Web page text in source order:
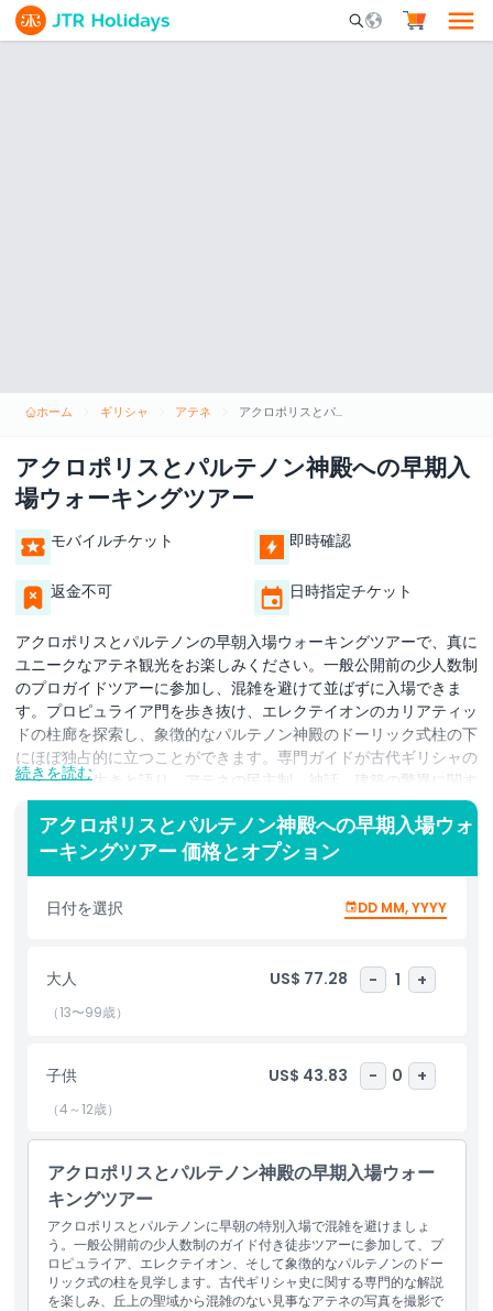
Mobile Search
ホーム ギリシャ アテネ アクロポリスとパルテノン神殿への早期入場ウォーキングツアー
アクロポリスとパルテノン神殿への早期入
場ウォーキングツアー
モバイルチケット 即時確認
返金不可 日時指定チケット
アクロポリスとパルテノンの早朝入場ウォーキングツアーで、真に
ユニークなアテネ観光をお楽しみください。一般公開前の少人数制
のプロガイドツアーに参加し、混雑を避けて並ばずに入場できま
す。プロピュライア門を歩き抜け、エレクテイオンのカリアティッ
ドの柱廊を探索し、象徴的なパルテノン神殿のドーリック式柱の下
にほぼ独占的に立つことができます。専門ガイドが古代ギリシャの
歴史を生き生きと語り、アテネの民主制、神話、建築の驚異に関す
る裏話を共有します。早朝の光が大理石の彫刻を照らし、アテネの
スカイラインのパノラマが広がる中、通常の混雑を気にせず見事な
写真を撮影できます。この限定の開園前ウォーキングツアーは、歴
史愛好家、文化志向の旅行者、写真愛好家など、混雑を避けた体験
を求める方に最適です。今すぐ並ばず入場できるアクロポリス入場
券を確保し、包括的なガイドツアーで古典ギリシャを深く掘り下げ
で、この時代を超えた名所のあらゆる隠れた詳細を発見してくださ
い。アクロポリスとパルテノンを忘れられない少人数での親密な探
訪で、アテネの魅力を存分に体験してください。
ハイライト
含まれるもの
子供／大人ポリシー
注意事項
続きを読む
アクロポリスとパルテノン神殿への早期入場ウォ
ーキングツアー 価格とオプション
日付を選択 DD MM, YYYY
大人 US$ 77.28 - 1 +
（13〜99歳）
子供 US$ 43.83 - 0 +
（4～12歳）
アクロポリスとパルテノン神殿の早期入場ウォー
キングツアー
アクロポリスとパルテノンに早朝の特別入場で混雑を避けましょ
う。一般公開前の少人数制のガイド付き徒歩ツアーに参加して、プ
ロピュライア、エレクテイオン、そして象徴的なパルテノンのドー
リック式の柱を見学します。古代ギリシャ史に関する専門的な解説
を楽しみ、丘上の聖域から混雑のない見事なアテネの写真を撮影で